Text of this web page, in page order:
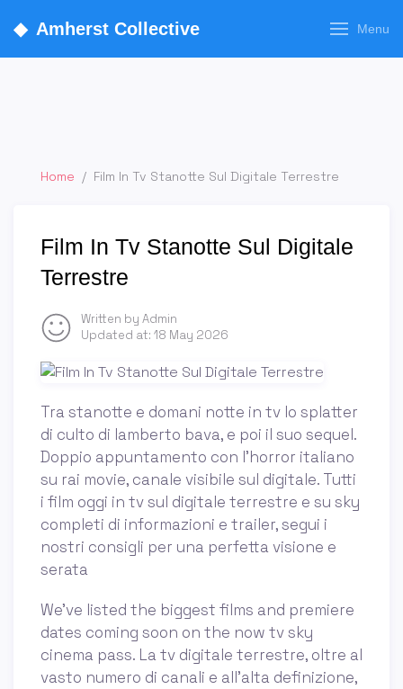
◆ Amherst Collective Menu
Home / Film In Tv Stanotte Sul Digitale Terrestre
Film In Tv Stanotte Sul Digitale
Terrestre
Written by Admin
Updated at: 18 May 2026
Tra stanotte e domani notte in tv lo splatter
di culto di lamberto bava, e poi il suo sequel.
Doppio appuntamento con l’horror italiano
su rai movie, canale visibile sul digitale. Tutti
i film oggi in tv sul digitale terrestre e su sky
completi di informazioni e trailer, segui i
nostri consigli per una perfetta visione e
serata
We've listed the biggest films and premiere
dates coming soon on the now tv sky
cinema pass. La tv digitale terrestre, oltre al
vasto numero di canali e all’alta definizione,